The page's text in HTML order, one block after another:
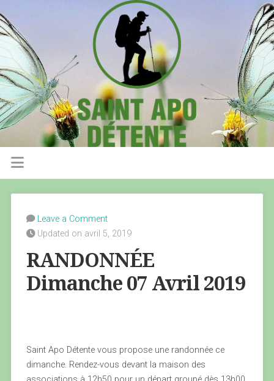
Leave a Comment
Updated on avril 5, 2019
RANDONNÉE
Dimanche 07 Avril 2019
Saint Apo Détente vous propose une randonnée ce
dimanche. Rendez-vous devant la maison des